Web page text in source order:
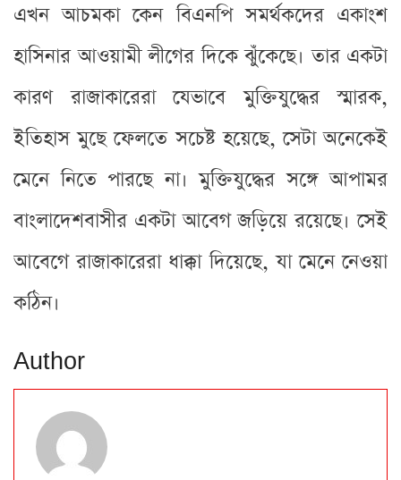
এখন আচমকা কেন বিএনপি সমর্থকদের একাংশ
হাসিনার আওয়ামী লীগের দিকে ঝুঁকেছে। তার একটা
কারণ রাজাকারেরা যেভাবে মুক্তিযুদ্ধের স্মারক,
ইতিহাস মুছে ফেলতে সচেষ্ট হয়েছে, সেটা অনেকেই
মেনে নিতে পারছে না। মুক্তিযুদ্ধের সঙ্গে আপামর
বাংলাদেশবাসীর একটা আবেগ জড়িয়ে রয়েছে। সেই
আবেগে রাজাকারেরা ধাক্কা দিয়েছে, যা মেনে নেওয়া
কঠিন।
Author